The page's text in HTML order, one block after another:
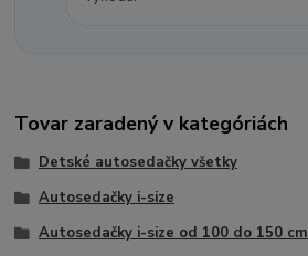
Tovar zaradený v kategóriách
Detské autosedačky všetky
Autosedačky i-size
Autosedačky i-size od 100 do 150 cm